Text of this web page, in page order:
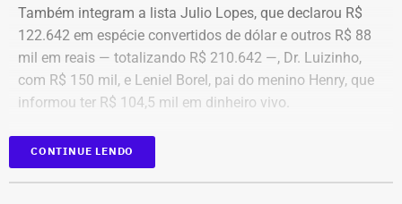
Também integram a lista Julio Lopes, que declarou R$
122.642 em espécie convertidos de dólar e outros R$ 88
mil em reais — totalizando R$ 210.642 —, Dr. Luizinho,
com R$ 150 mil, e Leniel Borel, pai do menino Henry, que
informou ter R$ 104,5 mil em dinheiro vivo.
Candidato
Bebeto
CONTINUE LENDO